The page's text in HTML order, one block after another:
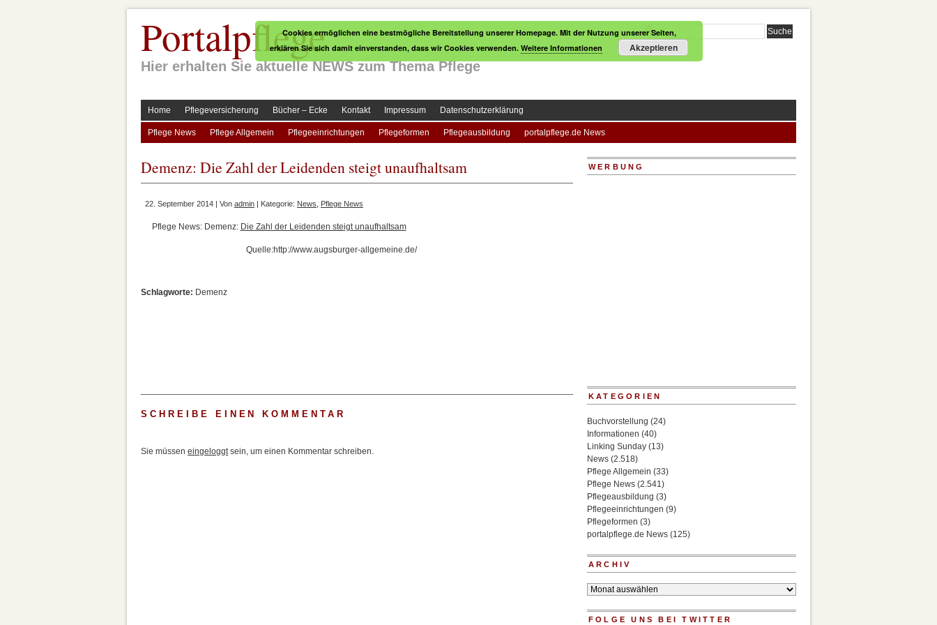
Portalpflege
Hier erhalten Sie aktuelle NEWS zum Thema Pflege
Home Pflegeversicherung Bücher – Ecke Kontakt Impressum Datenschutzerklärung
Pflege News Pflege Allgemein Pflegeeinrichtungen Pflegeformen Pflegeausbildung portalpflege.de News
Demenz: Die Zahl der Leidenden steigt unaufhaltsam
22. September 2014 | Von admin | Kategorie: News Pflege News
Pflege News: Demenz: Die Zahl der Leidenden steigt unaufhaltsam
Quelle:http://www.augsburger-allgemeine.de/
Schlagworte: Demenz
SCHREIBE EINEN KOMMENTAR
Sie müssen eingeloggtsein, um einen Kommentar schreiben.
WERBUNG
KATEGORIEN
Buchvorstellung (24)
Informationen (40)
Linking Sunday (13)
News (2.518)
Pflege Allgemein (33)
Pflege News (2.541)
Pflegeausbildung (3)
Pflegeeinrichtungen (9)
Pflegeformen (3)
portalpflege.de News (125)
ARCHIV
Archiv
FOLGE UNS BEI TWITTER
Cookies ermöglichen eine bestmögliche Bereitstellung unserer Homepage. Mit der Nutzung unserer Seiten,
erklären Sie sich damit einverstanden, dass wir Cookies verwenden. Weitere Informationen Akzeptieren